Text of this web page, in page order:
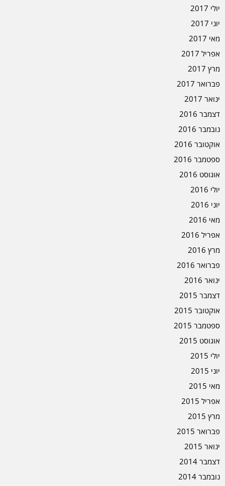
יולי 2017
יוני 2017
מאי 2017
אפריל 2017
מרץ 2017
פברואר 2017
ינואר 2017
דצמבר 2016
נובמבר 2016
אוקטובר 2016
ספטמבר 2016
אוגוסט 2016
יולי 2016
יוני 2016
מאי 2016
אפריל 2016
מרץ 2016
פברואר 2016
ינואר 2016
דצמבר 2015
אוקטובר 2015
ספטמבר 2015
אוגוסט 2015
יולי 2015
יוני 2015
מאי 2015
אפריל 2015
מרץ 2015
פברואר 2015
ינואר 2015
דצמבר 2014
נובמבר 2014